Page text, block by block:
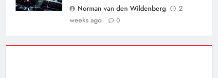
Norman van den Wildenberg
2
weeks ago
0